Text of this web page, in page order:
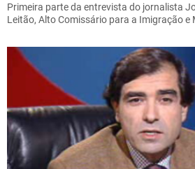
Primeira parte da entrevista do jornalista
Leitão, Alto Comissário para a Imigração e